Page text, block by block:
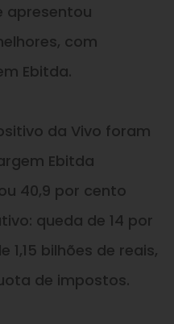
apresentou
com
Ebitda.
da Vivo foram
Ebitda
40,9 por cento
queda de 14 por
bilhões de reais,
de impostos.